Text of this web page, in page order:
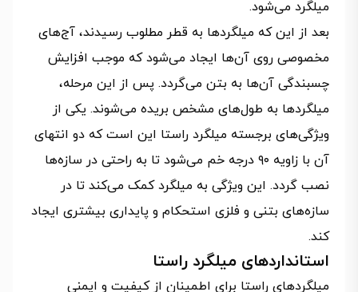
میلگرد می‌شود.
بعد از این که میلگردها به قطر مطلوب رسیدند، آج‌های
مخصوصی روی آن‌ها ایجاد می‌شود که موجب افزایش
چسبندگی آن‌ها به بتن می‌گردد. پس از این مرحله،
میلگردها به طول‌های مشخص بریده می‌شوند. یکی از
ویژگی‌های برجسته میلگرد راستا این است که دو انتهای
آن با زاویه ۹۰ درجه خم می‌شود تا به راحتی در سازه‌ها
نصب گردد. این ویژگی به میلگرد کمک می‌کند تا در
سازه‌های بتنی و فلزی استحکام و پایداری بیشتری ایجاد
کند.
استانداردهای میلگرد راستا
میلگردهای راستا برای اطمینان از کیفیت و ایمنی